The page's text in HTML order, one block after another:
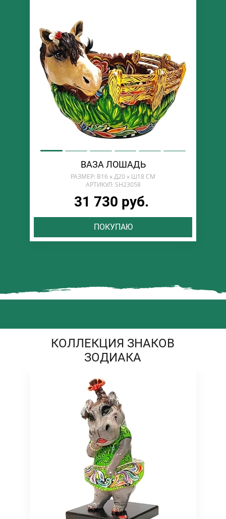
ВАЗА ЛОШАДЬ
РАЗМЕР: В16 х Д20 х Ш18 СМ
АРТИКУЛ: SH23058
31 730 руб.
ПОКУПАЮ
КОЛЛЕКЦИЯ ЗНАКОВ
ЗОДИАКА